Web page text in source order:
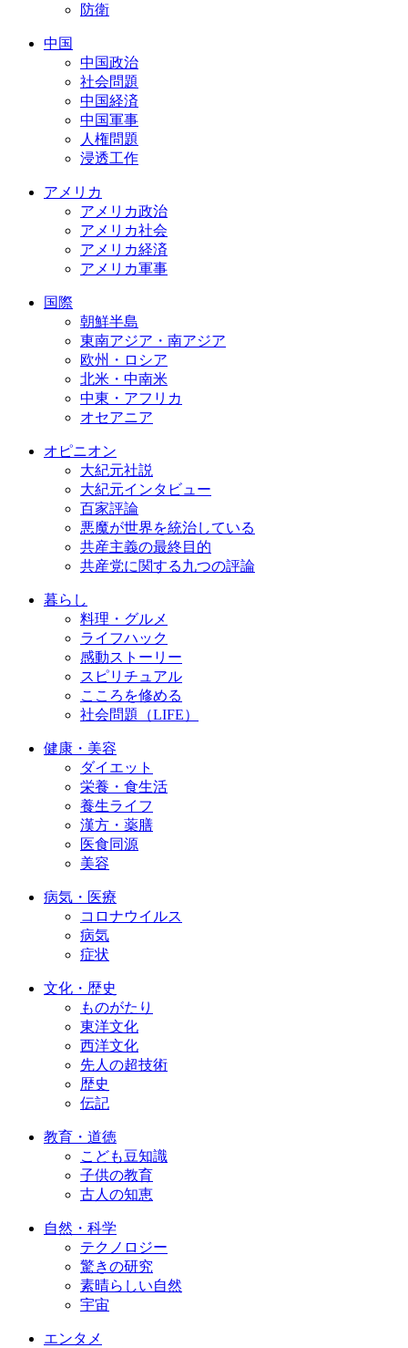
防衛
中国
中国政治
社会問題
中国経済
中国軍事
人権問題
浸透工作
アメリカ
アメリカ政治
アメリカ社会
アメリカ経済
アメリカ軍事
国際
朝鮮半島
東南アジア・南アジア
欧州・ロシア
北米・中南米
中東・アフリカ
オセアニア
オピニオン
大紀元社説
大紀元インタビュー
百家評論
悪魔が世界を統治している
共産主義の最終目的
共産党に関する九つの評論
暮らし
料理・グルメ
ライフハック
感動ストーリー
スピリチュアル
こころを修める
社会問題（LIFE）
健康・美容
ダイエット
栄養・食生活
養生ライフ
漢方・薬膳
医食同源
美容
病気・医療
コロナウイルス
病気
症状
文化・歴史
ものがたり
東洋文化
西洋文化
先人の超技術
歴史
伝記
教育・道徳
こども豆知識
子供の教育
古人の知恵
自然・科学
テクノロジー
驚きの研究
素晴らしい自然
宇宙
エンタメ